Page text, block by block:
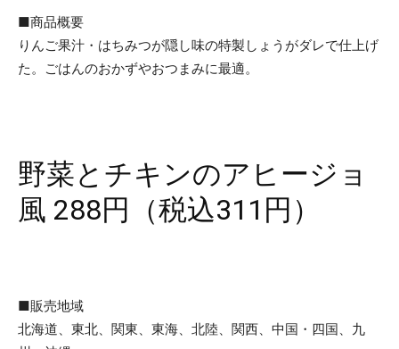
■商品概要
りんご果汁・はちみつが隠し味の特製しょうがダレで仕上げ
た。ごはんのおかずやおつまみに最適。
野菜とチキンのアヒージョ
風 288円（税込311円）
■販売地域
北海道、東北、関東、東海、北陸、関西、中国・四国、九